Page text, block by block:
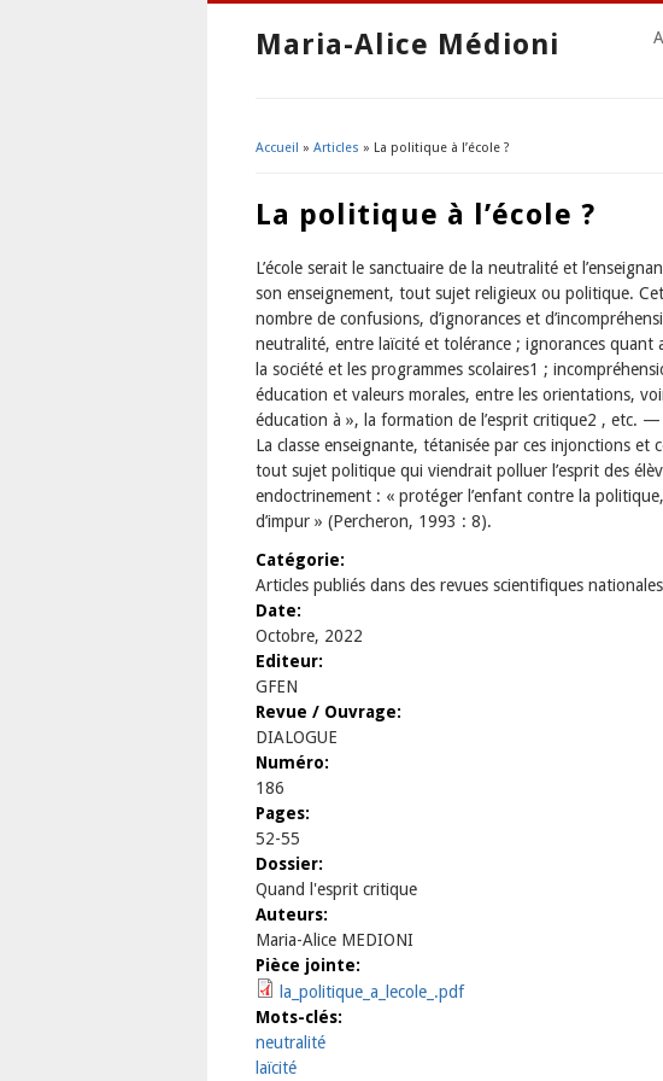
Maria-Alice Médioni
Accueil » Articles » La politique à l’école ?
La politique à l’école ?
L’école serait le sanctuaire de la neutralité et
son enseignement, tout sujet religieux ou po­litique.
nombre de confusions, d’ignorances et
neutralité, entre laïcité et tolérance ; igno­rances
la société et les programmes scolaires1 ;
éducation et valeurs morales, entre les orientations,
éducation à », la formation de l’esprit critique2 , etc. —
La classe enseignante, tétanisée par ces injonctions et
tout sujet politique qui viendrait polluer l’esprit des
endoctrinement : « protéger l’enfant contre la
d’impur » (Percheron, 1993 : 8).
Catégorie:
Articles publiés dans des revues scientifiques
Date:
Octobre, 2022
Editeur:
GFEN
Revue / Ouvrage:
DIALOGUE
Numéro:
186
Pages:
52-55
Dossier:
Quand l'esprit critique
Auteurs:
Maria-Alice MEDIONI
Pièce jointe:
la_politique_a_lecole_.pdf
Mots-clés:
neutralité
laïcité